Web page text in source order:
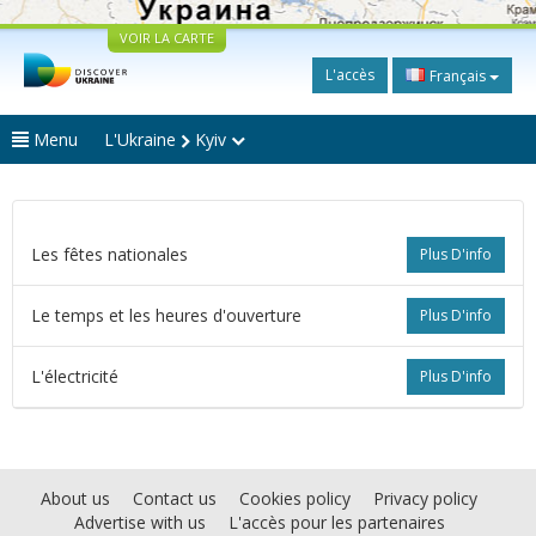
VOIR LA CARTE
L'accès Français
Menu L'Ukraine Kyiv
Plus D'info
Les fêtes nationales
Plus D'info
Le temps et les heures d'ouverture
Plus D'info
L'électricité
About us Contact us Cookies policy
Privacy policy
Advertise with us
L'accès pour les partenaires